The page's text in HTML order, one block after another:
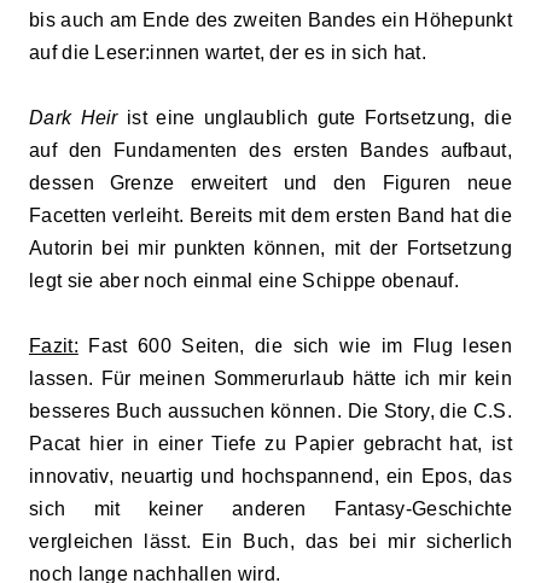
bis auch am Ende des zweiten Bandes ein Höhepunkt
auf die Leser:innen wartet, der es in sich hat.
Dark Heirist eine unglaublich gute Fortsetzung, die
auf den Fundamenten des ersten Bandes aufbaut,
dessen Grenze erweitert und den Figuren neue
Facetten verleiht. Bereits mit dem ersten Band hat die
Autorin bei mir punkten können, mit der Fortsetzung
legt sie aber noch einmal eine Schippe obenauf.
Fazit: Fast 600 Seiten, die sich wie im Flug lesen
lassen. Für meinen Sommerurlaub hätte ich mir kein
besseres Buch aussuchen können. Die Story, die C.S.
Pacat hier in einer Tiefe zu Papier gebracht hat, ist
innovativ, neuartig und hochspannend, ein Epos, das
sich mit keiner anderen Fantasy-Geschichte
vergleichen lässt. Ein Buch, das bei mir sicherlich
noch lange nachhallen wird.